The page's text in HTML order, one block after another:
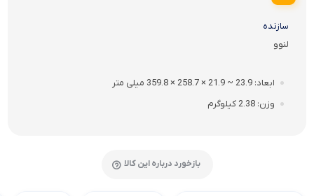
سازنده
لنوو
ابعاد 23.9 ~ 21.9 × 258.7 × 359.8 میلی متر
وزن 2.38 کیلوگرم
بازخورد درباره این کالا